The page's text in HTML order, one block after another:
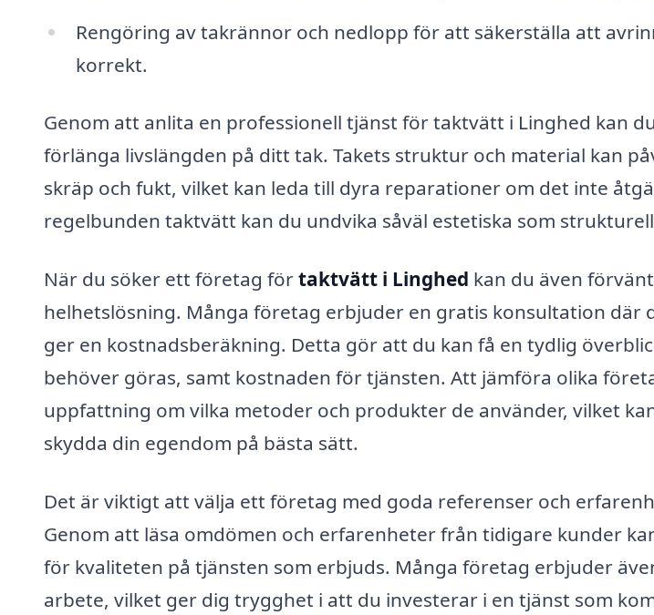
Rengöring av takrännor och nedlopp för att säkerställa att
korrekt.
Genom att anlita en professionell tjänst för taktvätt i Linghed kan
förlänga livslängden på ditt tak. Takets struktur och material kan
skräp och fukt, vilket kan leda till dyra reparationer om det inte
regelbunden taktvätt kan du undvika såväl estetiska som
När du söker ett företag förtaktvätt i Linghed kan du även
helhetslösning. Många företag erbjuder en gratis konsultation där
ger en kostnadsberäkning. Detta gör att du kan få en tydlig
behöver göras, samt kostnaden för tjänsten. Att jämföra olika
uppfattning om vilka metoder och produkter de använder, vilket
skydda din egendom på bästa sätt.
Det är viktigt att välja ett företag med goda referenser och
Genom att läsa omdömen och erfarenheter från tidigare kunder
för kvaliteten på tjänsten som erbjuds. Många företag erbjuder
arbete, vilket ger dig trygghet i att du investerar i en tjänst som